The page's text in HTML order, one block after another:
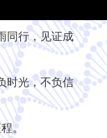
同行，见证成
时光，不负信
。